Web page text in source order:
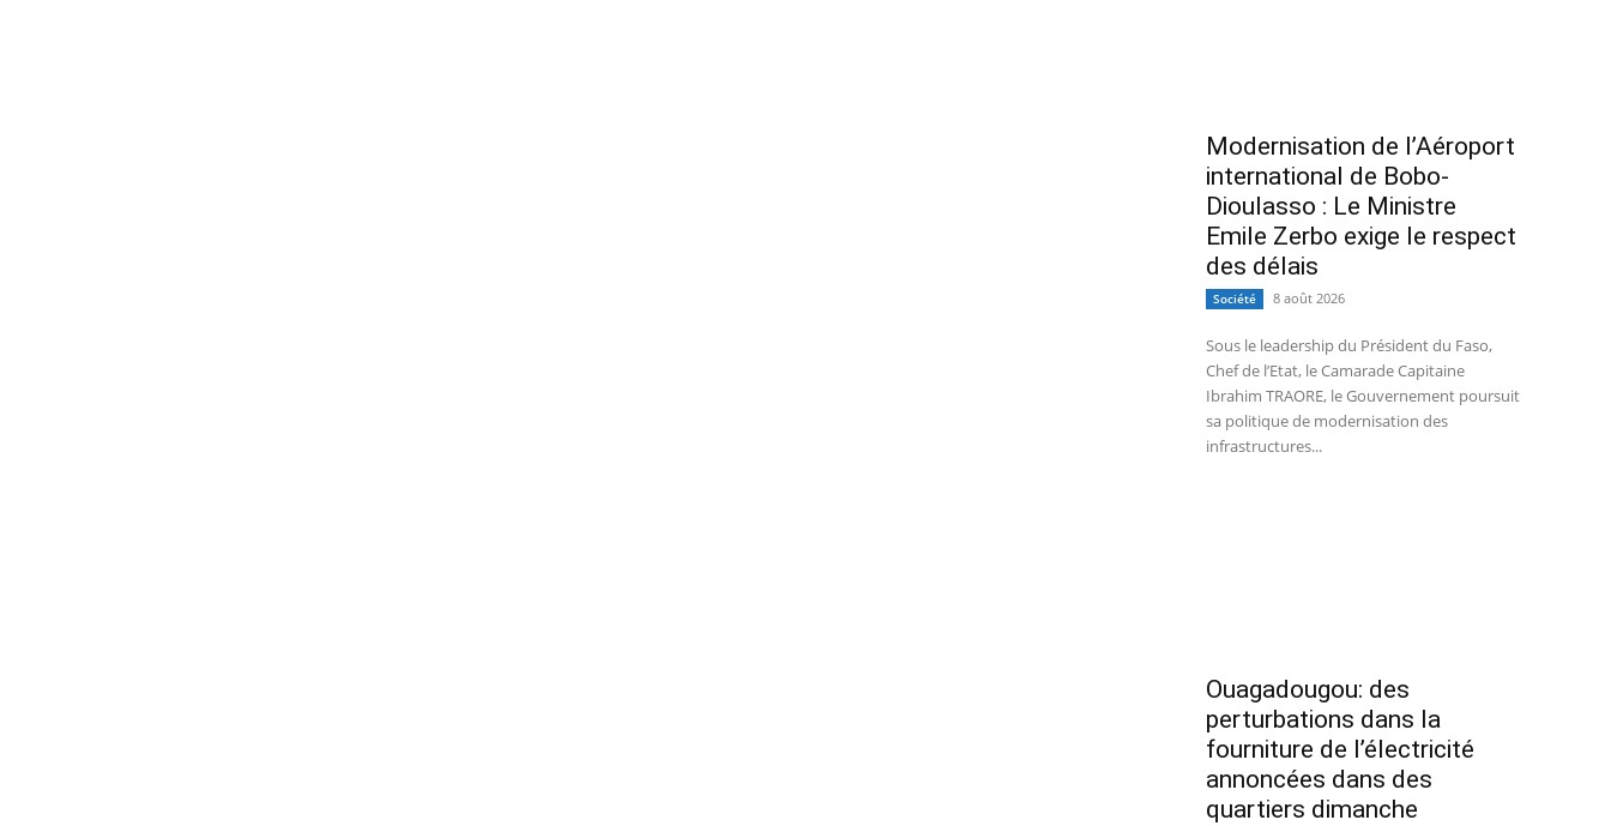
Modernisation de l’Aéroport
international de Bobo-
Dioulasso : Le Ministre
Emile Zerbo exige le respect
des délais
Société 8 août 2026
Sous le leadership du Président du Faso,
Chef de l’Etat, le Camarade Capitaine
Ibrahim TRAORE, le Gouvernement poursuit
sa politique de modernisation des
infrastructures...
Ouagadougou: des
perturbations dans la
fourniture de l’électricité
annoncées dans des
quartiers dimanche